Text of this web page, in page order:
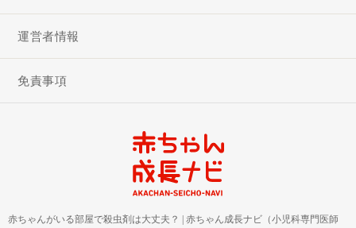
運営者情報
免責事項
赤ちゃんがいる部屋で殺虫剤は大丈夫？ | 赤ちゃん成長ナビ（小児科専門医師